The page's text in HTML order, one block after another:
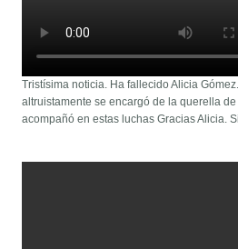
Tristísima noticia. Ha fallecido Alicia
altruistamente se encargó de la querella
acompañó en estas luchas Gracias Alicia.